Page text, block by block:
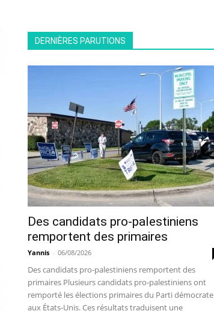
DERNIÈRES PARUTIONS
Des candidats pro-palestiniens
remportent des primaires
Yannis - 06/08/2026
Des candidats pro-palestiniens remportent des
primaires Plusieurs candidats pro-palestiniens ont
remporté les élections primaires du Parti démocrate
aux États-Unis. Ces résultats traduisent une